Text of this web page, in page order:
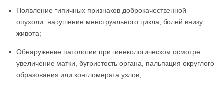
Появление типичных признаков доброкачественной
опухоли: нарушение менструального цикла, болей внизу
живота;
Обнаружение патологии при гинекологическом осмотре:
увеличение матки, бугристость органа, пальпация округлого
образования или конгломерата узлов;